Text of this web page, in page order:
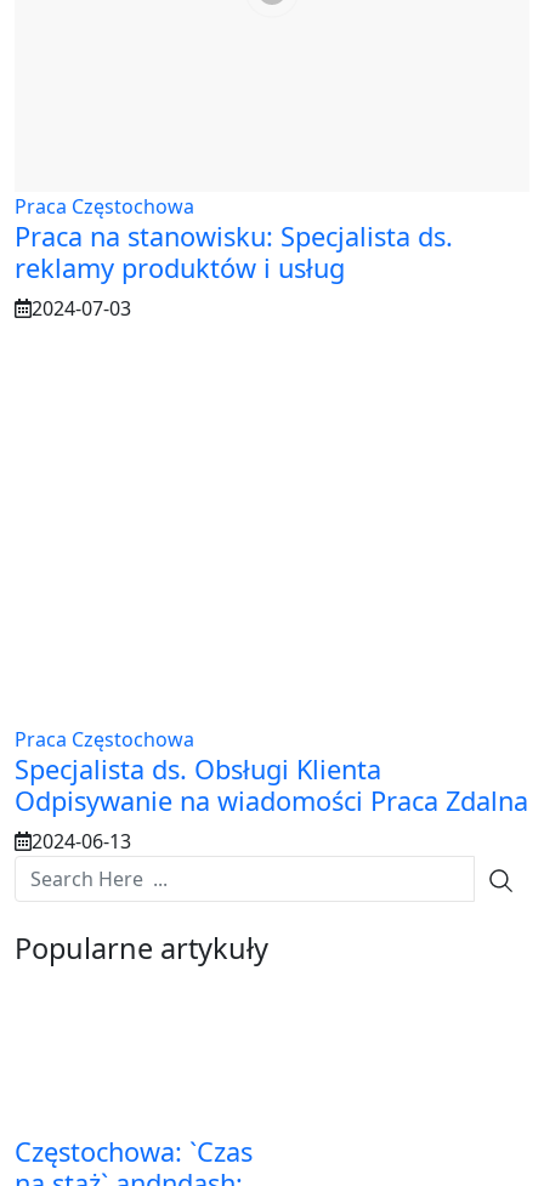
Praca Częstochowa
Praca na stanowisku: Specjalista ds.
reklamy produktów i usług
2024-07-03
Praca Częstochowa
Specjalista ds. Obsługi Klienta
Odpisywanie na wiadomości Praca Zdalna
2024-06-13
Popularne artykuły
Częstochowa: `Czas